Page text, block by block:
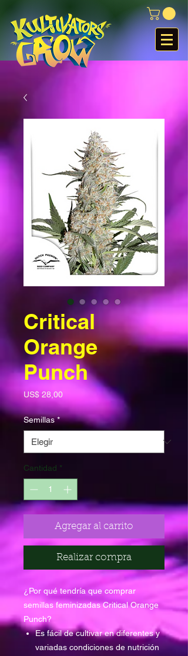
Critical
Orange
Punch
US$ 28,00Precio
Semillas *
Cantidad *
Agregar al carrito
Realizar compra
¿Por qué tendría que comprar
semillas feminizadas Critical Orange
Punch?
Es fácil de cultivar en diferentes y
variadas condiciones de nutrición